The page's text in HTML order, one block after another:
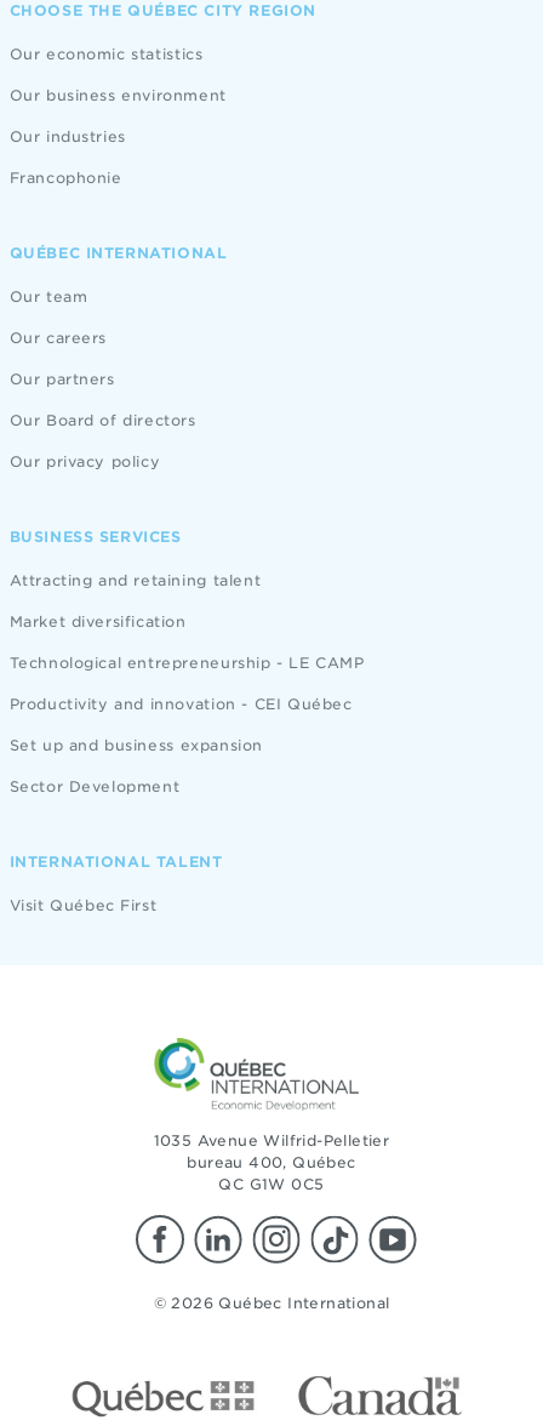
CHOOSE THE QUÉBEC CITY REGION
Our economic statistics
Our business environment
Our industries
Francophonie
QUÉBEC INTERNATIONAL
Our team
Our careers
Our partners
Our Board of directors
Our privacy policy
BUSINESS SERVICES
Attracting and retaining talent
Market diversification
Technological entrepreneurship - LE CAMP
Productivity and innovation - CEI Québec
Set up and business expansion
Sector Development
INTERNATIONAL TALENT
Visit Québec First
1035 Avenue Wilfrid-Pelletier
bureau 400, Québec
QC G1W 0C5
© 2026 Québec International